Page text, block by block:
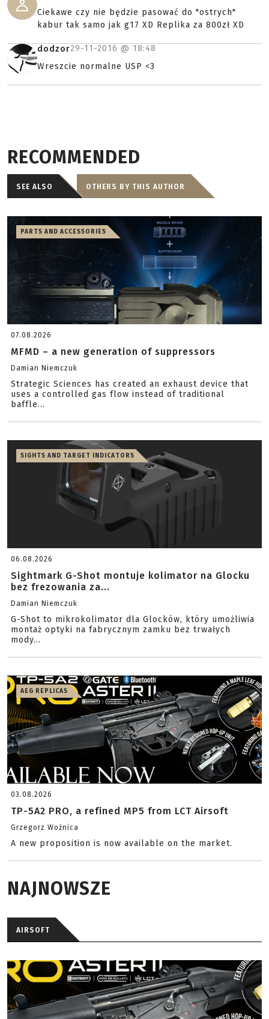
Ciekawe czy nie będzie pasować do "ostrych"
kabur tak samo jak g17 XD Replika za 800zł XD
dodzor29-11-2016 @ 18:48
Wreszcie normalne USP <3
RECOMMENDED
SEE ALSO OTHERS BY THIS AUTHOR
PARTS AND ACCESSORIES
07.08.2026
MFMD – a new generation of suppressors
Damian Niemczuk
Strategic Sciences has created an exhaust device that
uses a controlled gas flow instead of traditional
baffle...
SIGHTS AND TARGET INDICATORS
06.08.2026
Sightmark G-Shot montuje kolimator na Glocku
bez frezowania za...
Damian Niemczuk
G-Shot to mikrokolimator dla Glocków, który umożliwia
montaż optyki na fabrycznym zamku bez trwałych
mody...
AEG REPLICAS
03.08.2026
TP-5A2 PRO, a refined MP5 from LCT Airsoft
Grzegorz Woźnica
A new proposition is now available on the market.
NAJNOWSZE
AIRSOFT